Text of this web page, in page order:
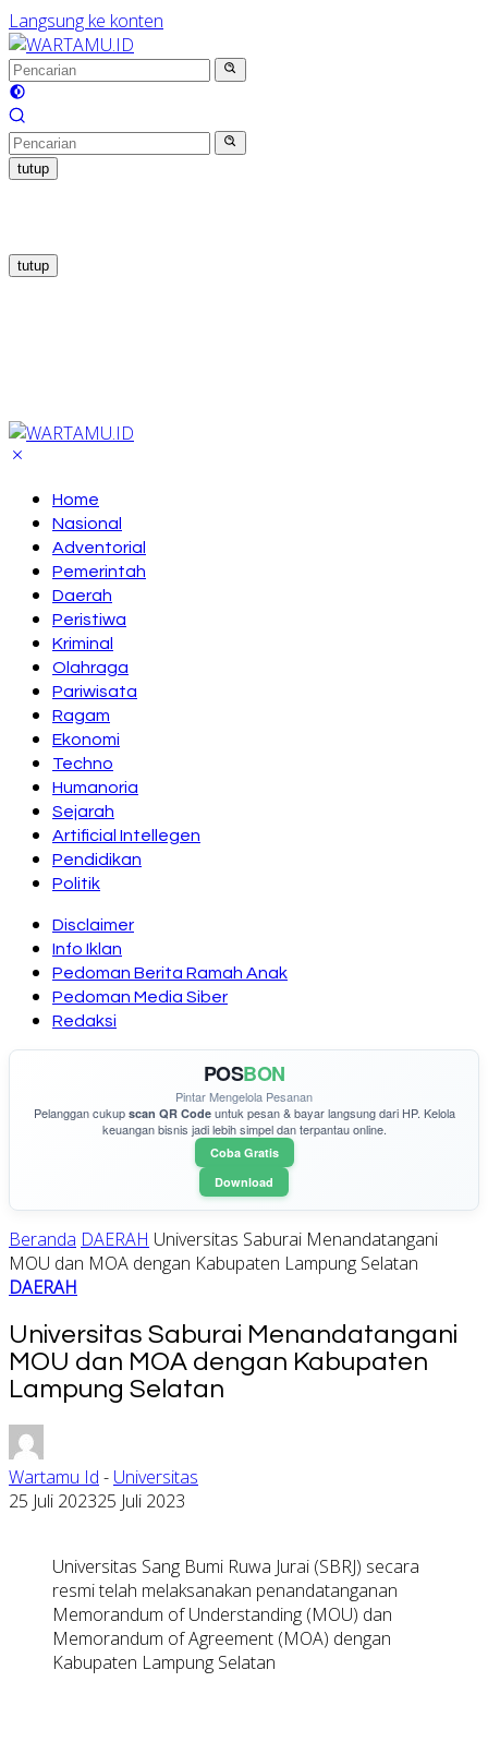
Langsung ke konten
tutup
tutup
Home
Nasional
Adventorial
Pemerintah
Daerah
Peristiwa
Kriminal
Olahraga
Pariwisata
Ragam
Ekonomi
Techno
Humanoria
Sejarah
Artificial Intellegen
Pendidikan
Politik
Disclaimer
Info Iklan
Pedoman Berita Ramah Anak
Pedoman Media Siber
Redaksi
POSBON
Pintar Mengelola Pesanan
Pelanggan cukup scan QR Codeuntuk pesan & bayar langsung dari HP. Kelola
keuangan bisnis jadi lebih simpel dan terpantau online.
Coba Gratis
Download
Beranda DAERAH Universitas Saburai Menandatangani
MOU dan MOA dengan Kabupaten Lampung Selatan
DAERAH
Universitas Saburai Menandatangani
MOU dan MOA dengan Kabupaten
Lampung Selatan
Wartamu Id - Universitas
25 Juli 202325 Juli 2023
Universitas Sang Bumi Ruwa Jurai (SBRJ) secara
resmi telah melaksanakan penandatanganan
Memorandum of Understanding (MOU) dan
Memorandum of Agreement (MOA) dengan
Kabupaten Lampung Selatan